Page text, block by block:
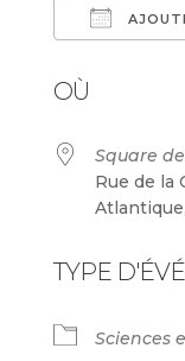
OÙ
Square
Rue de la
TYPE
Sciences